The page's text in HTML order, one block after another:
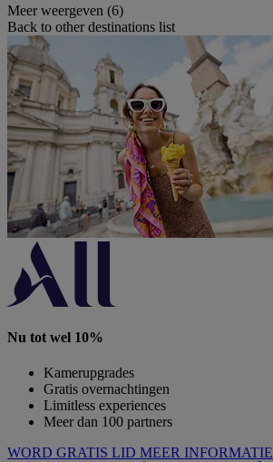
Meer weergeven (6)
Back to other destinations list
Nu tot wel 10%
Kamerupgrades
Gratis overnachtingen
Limitless experiences
Meer dan 100 partners
WORD GRATIS LID MEER INFORMATIE